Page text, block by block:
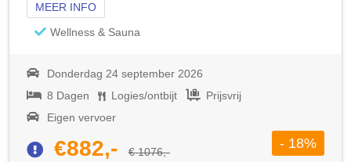
MEER INFO
Wellness & Sauna
Donderdag 24 september 2026
8 Dagen
Logies/ontbijt
Prijsvrij
Eigen vervoer
€882,- € 1076,-
- 18%